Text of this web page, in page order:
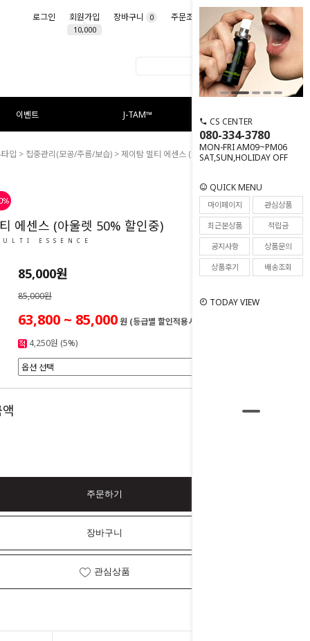
로그인 회원가입
10,000
장바구니 0 주문조회 마이페이지
이벤트 J-TAM™
CS CENTER
080-334-3780
MON-FRI AM09~PM06
SAT,SUN,HOLIDAY OFF
QUICK MENU
마이페이지
관심상품
최근본상품
적립금
공지사항
상품문의
상품후기
배송조회
TODAY VIEW
입 > 집중관리(모공/주름/보습) > 제이탐 멀티 에센스 (아울렛 50% 할인중)
49
에센스 (아울렛 50% 할인중)
ESSENCE
85,000원
85,000원
63,800 ~ 85,000원 (등급별 할인적용시)
4,250원 (5%)
0원
주문하기
장바구니
관심상품